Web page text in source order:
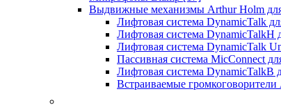
Выдвижные механизмы Arthur Holm
Лифтовая система DynamicTalk
Лифтовая система DynamicTalkH
Лифтовая система DynamicTalk
Пассивная система MicConnect
Лифтовая система DynamicTalkB
Встраиваемые